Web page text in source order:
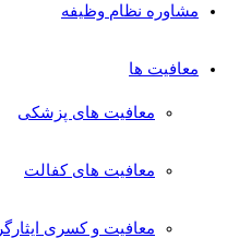
مشاوره نظام وظیفه
معافیت ها
معافیت های پزشکی
معافیت های کفالت
معافیت و کسری ایثارگری